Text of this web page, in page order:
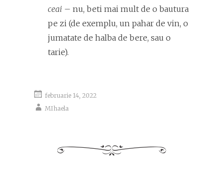
ceai – nu, beti mai mult de o bautura
pe zi (de exemplu, un pahar de vin, o
jumatate de halba de bere, sau o
tarie).
februarie 14, 2022
MIhaela